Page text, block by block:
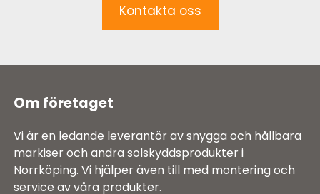
Kontakta oss
Om företaget
Vi är en ledande leverantör av snygga och hållbara
markiser och andra solskyddsprodukter i
Norrköping. Vi hjälper även till med montering och
service av våra produkter.